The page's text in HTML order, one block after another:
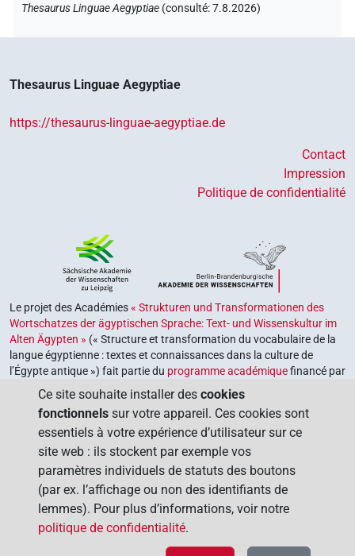
Thesaurus Linguae Aegyptiae (consulté:7.8.2026)
Thesaurus Linguae Aegyptiae
https://thesaurus-linguae-aegyptiae.de
Contact
Impression
Politique de confidentialité
Le projet des Académies« Strukturen und Transformationen des
Wortschatzes der ägyptischen Sprache: Text- und Wissenskultur im
Alten Ägypten » (« Structure et transformation du vocabulaire de la
langue égyptienne : textes et connaissances dans la culture de
l’Égypte antique ») fait partie du programme académiquefinancé par
le gouvernement fédéral et les gouvernements des Länder de la
République fédérale d’Allemagne, dont le but est de préserver,
retrouver et explorer notre héritage culturel. Le programme est
coordonné par l’Union des académies allemandes des sciences et
des lettres .
Ce site souhaite installer des cookies
fonctionnels sur votre appareil. Ces cookies sont
essentiels à votre expérience d’utilisateur sur ce
site web : ils stockent par exemple vos
paramètres individuels de statuts des boutons
(par ex. l’affichage ou non des identifiants de
lemmes). Pour plus d’informations, voir notre
politique de confidentialité.